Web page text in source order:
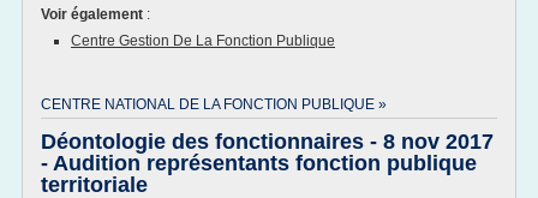
Voir également :
Centre Gestion De La Fonction Publique
CENTRE NATIONAL DE LA FONCTION PUBLIQUE »
Déontologie des fonctionnaires - 8 nov 2017
- Audition représentants fonction publique
territoriale